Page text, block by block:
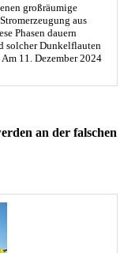
großräumige
aus
Phasen dauern
solcher Dunkelflauten
11. Dezember 2024
an der falschen